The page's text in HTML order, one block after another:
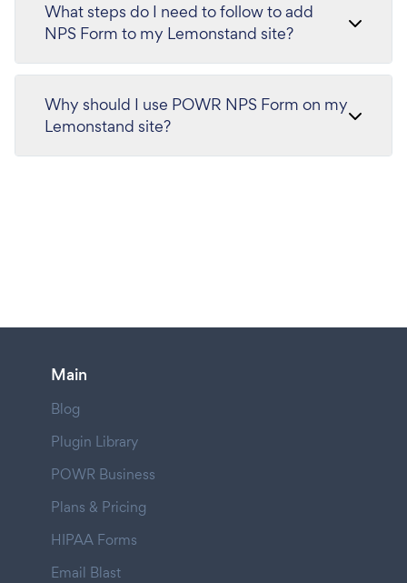
What steps do I need to follow to add
NPS Form to my Lemonstand site?
Why should I use POWR NPS Form on my
Lemonstand site?
Main
Blog
Plugin Library
POWR Business
Plans & Pricing
HIPAA Forms
Email Blast